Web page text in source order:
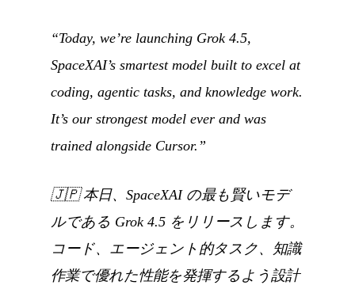
“Today, we’re launching Grok 4.5,
SpaceXAI’s smartest model built to excel at
coding, agentic tasks, and knowledge work.
It’s our strongest model ever and was
trained alongside Cursor.”
🇯🇵本日、SpaceXAI の最も賢いモデ
ルである Grok 4.5 をリリースします。
コード、エージェント的タスク、知識
作業で優れた性能を発揮するよう設計